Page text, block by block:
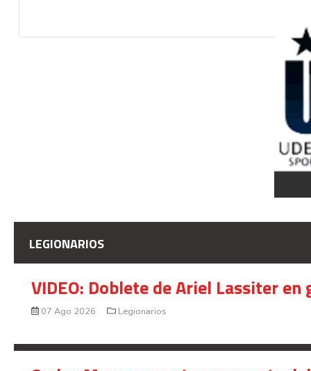
LEGIONARIOS
VIDEO: Doblete de Ariel Lassiter
07 Ago 2026 Legionarios